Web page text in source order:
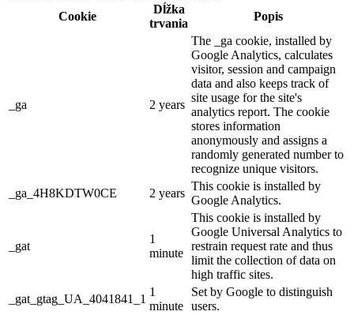
Cookie
Dĺžka
trvania
Popis
_ga 2 years
The _ga cookie, installed by
Google Analytics, calculates
visitor, session and campaign
data and also keeps track of
site usage for the site's
analytics report. The cookie
stores information
anonymously and assigns a
randomly generated number to
recognize unique visitors.
_ga_4H8KDTW0CE
2 years
This cookie is installed by
Google Analytics.
_gat
1
minute
This cookie is installed by
Google Universal Analytics to
restrain request rate and thus
limit the collection of data on
high traffic sites.
_gat_gtag_UA_4041841_1
1
minute
Set by Google to distinguish
users.